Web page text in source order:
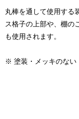
丸棒を通して使用する
ス格子の上部や、棚の
も使用されます。
※ 塗装・メッキのない